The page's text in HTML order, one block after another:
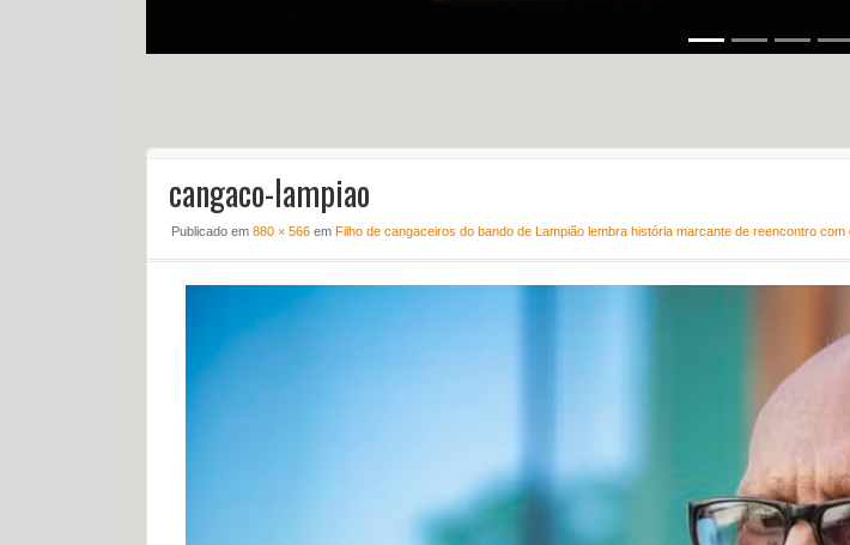
cangaco-lampiao
Publicado em 880 × 566 em Filho de cangaceiros do bando de Lampião lembra história marcante de reencontro com